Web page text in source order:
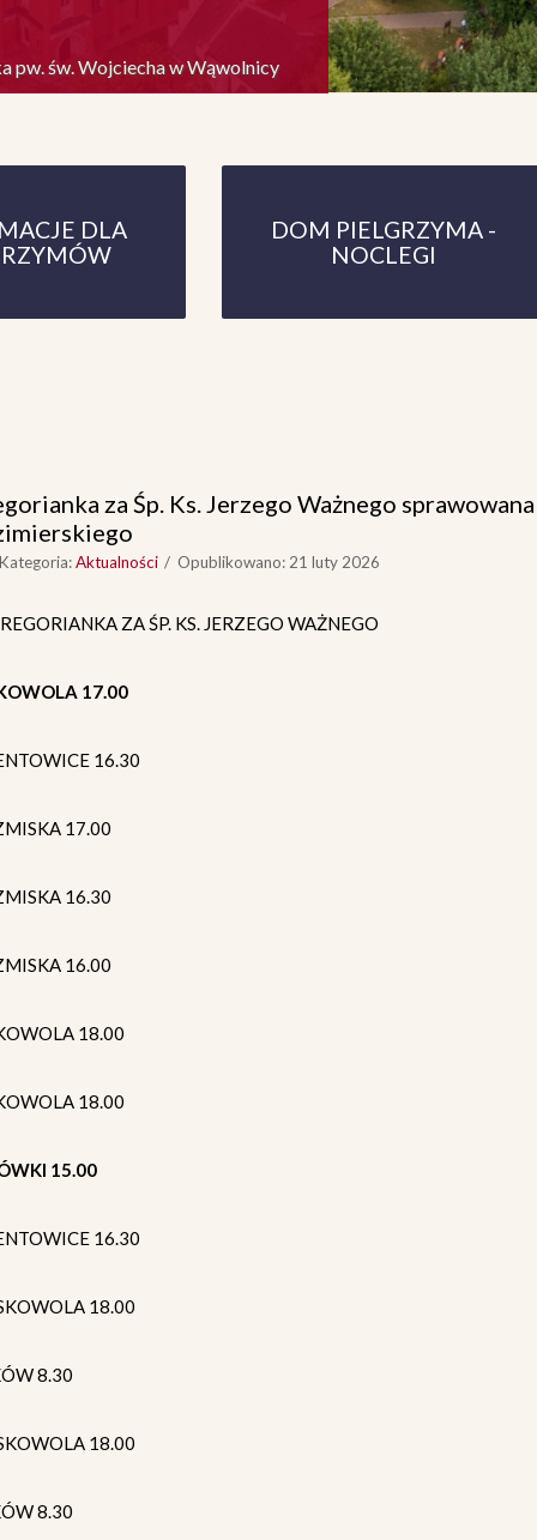
pw. św. Wojciecha w Wąwolnicy
DLA
DOM PIELGRZYMA -
NOCLEGI
za Śp. Ks. Jerzego Ważnego
Kategoria:Aktualności Opublikowano: 21 luty 2026
ZA ŚP. KS. JERZEGO WAŻNEGO
17.00
16.30
17.00
16.30
16.00
18.00
18.00
15.00
16.30
18.00
8.30
18.00
8.30